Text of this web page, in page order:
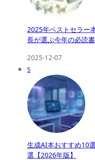
2025年ベストセラー
長が選ぶ今年の必読書
2025-12-07
5
生成AI本おすすめ10
選【2026年版】